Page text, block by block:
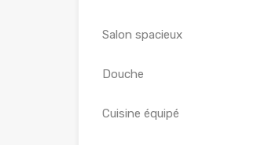
Salon spacieux
Douche
Cuisine équipé